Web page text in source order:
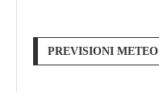
PREVISIONI METEO